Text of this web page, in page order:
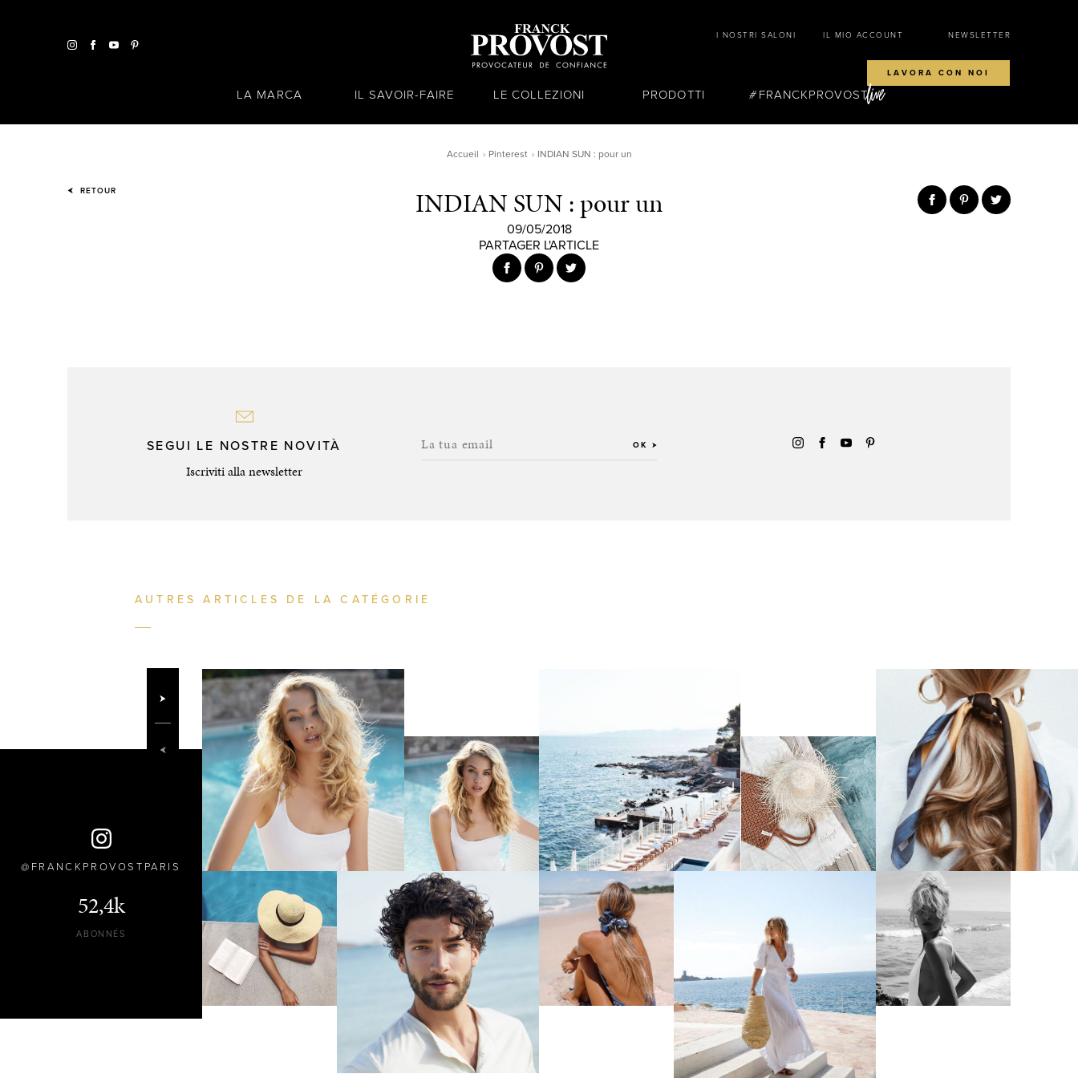
I NOSTRI SALONI IL MIO ACCOUNT NEWSLETTER
LAVORA CON NOI
LA MARCA IL SAVOIR-FAIRE LE COLLEZIONI PRODOTTI FRANCKPROVOST
Accueil Pinterest INDIAN SUN : pour un
RETOUR INDIAN SUN : pour un
09/05/2018
PARTAGER L'ARTICLE
SEGUI LE NOSTRE NOVITÀ
Iscriviti alla newsletter
La tua email OK
AUTRES ARTICLES DE LA CATÉGORIE
FRANCKPROVOSTPARIS
52,4k
ABONNÉS